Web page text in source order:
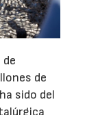
de
sido del